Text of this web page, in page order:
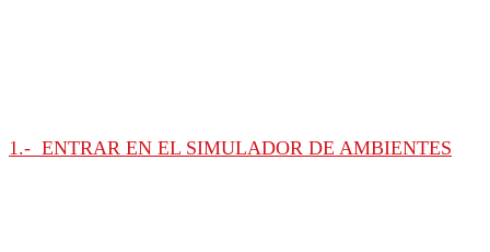
1.- ENTRAR EN EL SIMULADOR DE AMBIENTES